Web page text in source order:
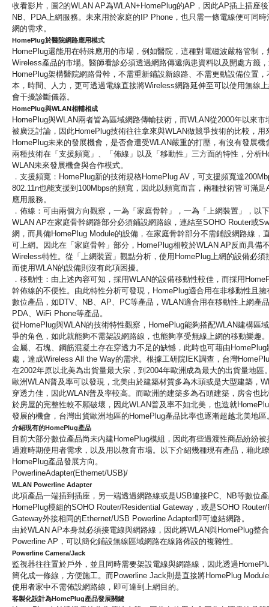
收看影片， 圖2的WLAN AP為WLAN+HomePlug的AP， 因此AP插上插座
NB、PDA上網服務。 未來用於家庭的IP Phone，也只需一條電線便可同時
網的需求。
HomePlug於醫院網路應用模式
HomePlug還能用在特殊應用的市場，例如醫院， 這種對電磁波嚴格管制，
Wireless產品的市場。 醫師看診必須透過網路傳遞病患資料以及開處方籤，
HomePlug架構醫院網路骨幹，不需重新鋪設新線路、 不需更動設備位置，
本，時間、人力， 更可透過電線直接將Wireless網路延伸至可以使用無線
會干擾診斷儀器。
HomePlug與WLAN相輔相成
HomePlug與WLAN兩者皆為區域網路傳輸技術， 而WLAN從2000年以來市
被廣泛討論， 因此HomePlug技術往往拿來與WLAN做競爭技術的比較， 用
HomePlug未來的發展機會， 是否會遭受WLAN嚴重的打壓，有沒有發展機
兩種技術在「支援頻寬」、「佈線」以及「移動性」 三方面的特性， 分析
WLAN未來發展機會與合作模式。
．支援頻寬：HomePlug新的技術規格HomePlug AV，可支援頻寬達
802.11n也能支援到100Mbps的頻寬， 因此以頻寬而言， 兩種技術皆可滿足
應用服務。
．佈線：可由兩個方向觀察，一為「家庭骨幹」，一為「上網裝置」
，以
WLAN AP在家庭骨幹網路部分必須鋪設網路線，連結至SOHO Router或
網，而具備HomePlug Module的設備，在家庭骨幹部分不需鋪設網路線，
可上網。因此在「家庭骨幹」部分， HomePlug相較於WLAN AP反而具備
Wireless特性。從「 上網裝置」觀點分析， 使用HomePlug上網的設備必須
而使用WLAN的設備則沒有此項困擾。
．移動性：由上述內容可知，採用WLAN的設備移動性較佳， 而採用
幹佈線的不便性。 由此特性分析可發現， HomePlug適合用在非移動性且
數位產品， 如DTV、NB、AP、PC等產品， WLAN適合用在移動性上網產
PDA、WiFi Phone等產品。
從HomePlug與WLAN的技術特性觀察， HomePlug能夠搭配WLAN建構區
爭的角色，如此就能夠不需架設網路線， 也能夠享受無線上網的移動樂趣
金屬、石塊、 鋼筋混凝土存在穿透力不足的缺憾， 此時也可藉由
處， 達成Wireless All the Way的需求。根據工研院IEK調查， 台灣
在2002年原以北美為出貨量最大宗，到2004年歐洲成為最大的出貨量地區
歐洲WLAN普及率可以發現， 北美由於建築材質多為木頭或是大型建築，
穿透力佳，因此WLAN普及率較高。而歐洲的建築多為石頭建築， 房舍也
於房屋的完整性較不願破壞， 因此WLAN普及率不如北美， 也造就
發展的機會， 台灣出貨歐洲地區的HomePlug產品比率也逐漸超越北美地區
介紹現有的HomePlug產品
目前大部分數位產品尚未內建HomePlug模組， 因此有些過渡性商品紛紛
過渡時期使用者需求， 以及用以教育市場。以下介紹幾種現有產品， 藉此
HomePlug產品發展方向。
PowerlineAdapter(Ethernet/USB)/
WLAN Powerline Adapter
此項產品一端插到插座，另一端透過網路線或是USB連接PC、 NB等數位
HomePlug模組的SOHO Router/Residential Gateway，或是SOHO
Gateway外接相同的Ethernet/USB Powerline Adapter即可連結網路。
由於WLAN AP本身就必須接電線與網路線， 因此將WLAN與HomePlug整
Powerline AP，可以簡化鋪設無線區域網路在線路佈設的複雜性。
Powerline Camera/Jack
監視器往往置於戶外，並且同時需要架設電線與網路線， 因此透過
簡化成一條線，方便施工。 而Powerline Jack則是直接將HomePlug
使用者家中不需佈設網路線， 即可達到上網目的。
客製化設計為HomePlug產品發展關鍵